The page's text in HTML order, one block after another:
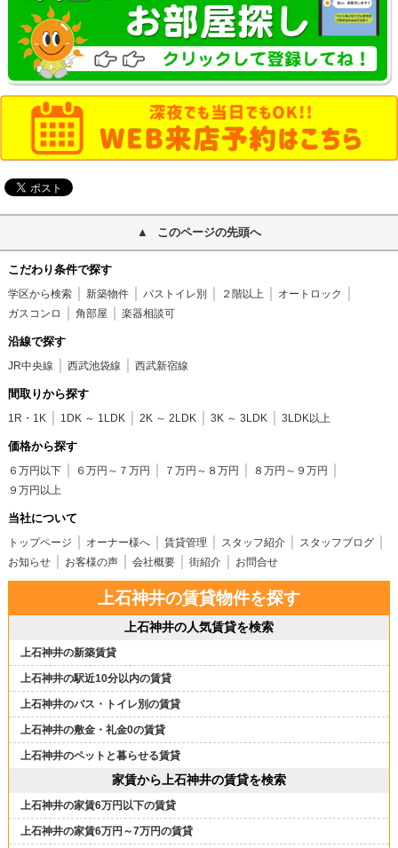
このページの先頭へ
こだわり条件で探す
学区から検索 新築物件 バストイレ別 ２階以上
オートロック
ガスコンロ
角部屋 楽器相談可
沿線で探す
JR中央線 西武池袋線 西武新宿線
間取りから探す
1R・1K 1DK ～ 1LDK 2K ～ 2LDK 3K ～ 3LDK 3LDK以上
価格から探す
６万円以下 ６万円～７万円 ７万円～８万円
８万円～９万円
９万円以上
当社について
トップページ オーナー様へ 賃貸管理 スタッフ紹介
スタッフブログ
お知らせ
お客様の声 会社概要 街紹介 お問合せ
上石神井の賃貸物件を探す
上石神井の人気賃貸を検索
上石神井の新築賃貸
上石神井の駅近10分以内の賃貸
上石神井のバス・トイレ別の賃貸
上石神井の敷金・礼金0の賃貸
上石神井のペットと暮らせる賃貸
家賃から上石神井の賃貸を検索
上石神井の家賃6万円以下の賃貸
上石神井の家賃6万円～7万円の賃貸